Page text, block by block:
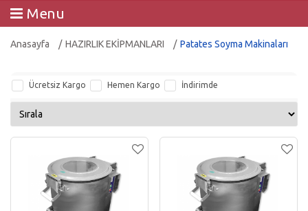
Menu
Anasayfa HAZIRLIK EKİPMANLARI Patates Soyma Makinaları
Ücretsiz Kargo Hemen Kargo İndirimde